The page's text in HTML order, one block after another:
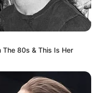
The 80s & This Is Her